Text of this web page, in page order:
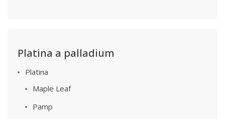
Platina a palladium
Platina
Maple Leaf
Pamp